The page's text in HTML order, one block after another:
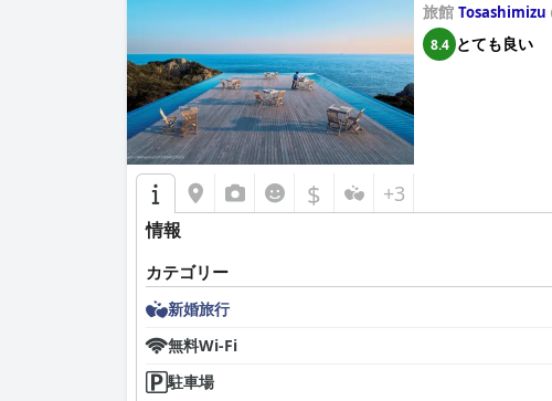
旅館 Tosashimizu
8.4 とても良い
$ +3
情報
カテゴリー
新婚旅行
無料Wi-Fi
駐車場